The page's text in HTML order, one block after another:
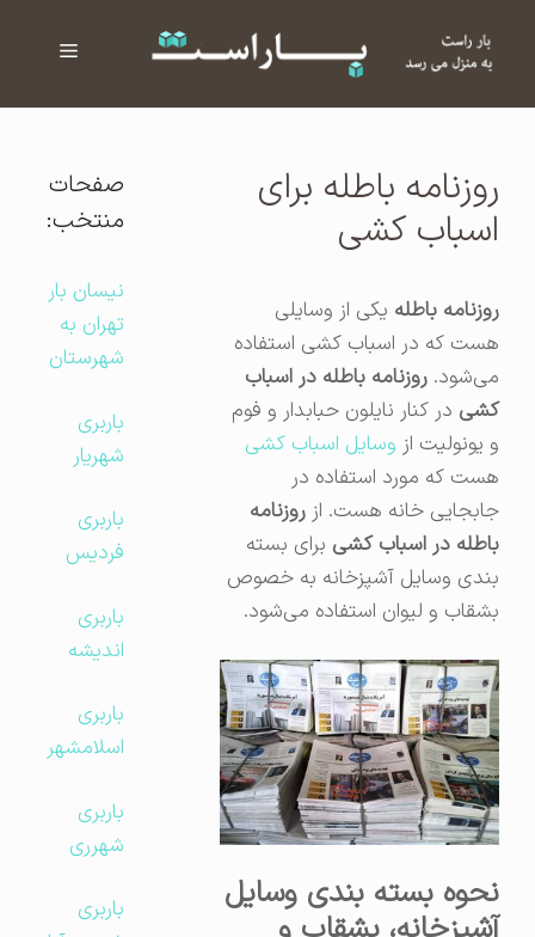
فهرست
روزنامه باطله برای
اسباب کشی
روزنامه باطلهیکی از وسایلی
هست که در اسباب کشی استفاده
می‌شود.روزنامه باطله در اسباب
کشیدر کنار نایلون حبابدار و فوم
و یونولیت ازوسایل اسباب کشی
هست که مورد استفاده در
جابجایی خانه هست. ازروزنامه
باطله در اسباب کشیبرای بسته
بندی وسایل آشپزخانه به خصوص
بشقاب و لیوان استفاده می‌شود.
نحوه بسته بندی وسایل
صفحات
منتخب:
نیسان بار
تهران به
شهرستان
باربری
شهریار
باربری
فردیس
باربری
اندیشه
باربری
اسلامشهر
باربری
شهرری
باربری